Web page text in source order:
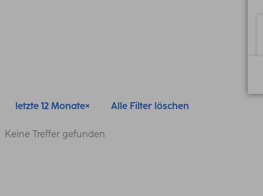
letzte 12 Monate Alle Filter löschen
Keine Treffer gefunden